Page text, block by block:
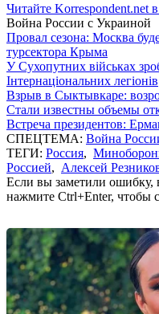
Читайте Korrespondent.net
Война России с Украиной
Провал сезона: Москва
турсектора Крыма
У Сухопутних військах
Інтернаціональних легіонів
Взрыв в Сыктывкаре:
Стали известны объемы
Встреча президентов:
СПЕЦТЕМА: Война
ТЕГИ: Россия,
Россией, Алексей
Если вы заметили ошибку,
нажмите Ctrl+Enter, чтобы